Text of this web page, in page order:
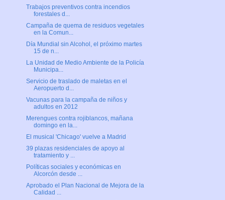
Trabajos preventivos contra incendios
forestales d...
Campaña de quema de residuos vegetales
en la Comun...
Día Mundial sin Alcohol, el próximo martes
15 de n...
La Unidad de Medio Ambiente de la Policía
Municipa...
Servicio de traslado de maletas en el
Aeropuerto d...
Vacunas para la campaña de niños y
adultos en 2012
Merengues contra rojiblancos, mañana
domingo en la...
El musical 'Chicago' vuelve a Madrid
39 plazas residenciales de apoyo al
tratamiento y ...
Políticas sociales y económicas en
Alcorcón desde ...
Aprobado el Plan Nacional de Mejora de la
Calidad ...